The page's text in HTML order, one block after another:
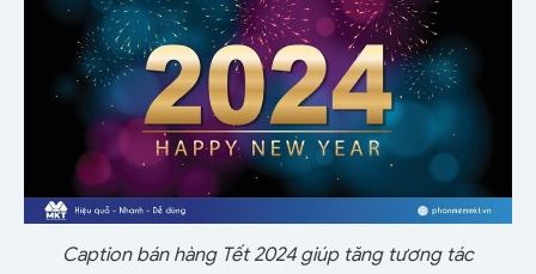
Caption bán hàng Tết 2024 giúp tăng tương tác